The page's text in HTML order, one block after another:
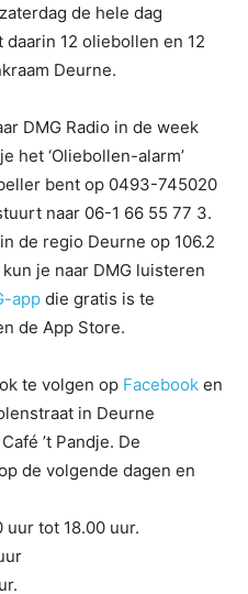
de hele dag
12 oliebollen en 12
Deurne.
DMG Radio in de week
het ‘Oliebollen-alarm’
bent op 0493-745020
naar 06-1 66 55 77 3.
de regio Deurne op 106.2
je naar DMG luisteren
app die gratis is te
de App Store.
te volgen op Facebook en
in Deurne
’t Pandje. De
de volgende dagen en
uur tot 18.00 uur.